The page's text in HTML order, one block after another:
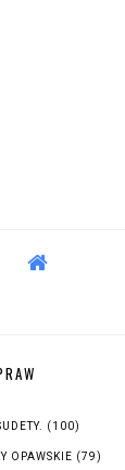
(100)
OPAWSKIE (79)